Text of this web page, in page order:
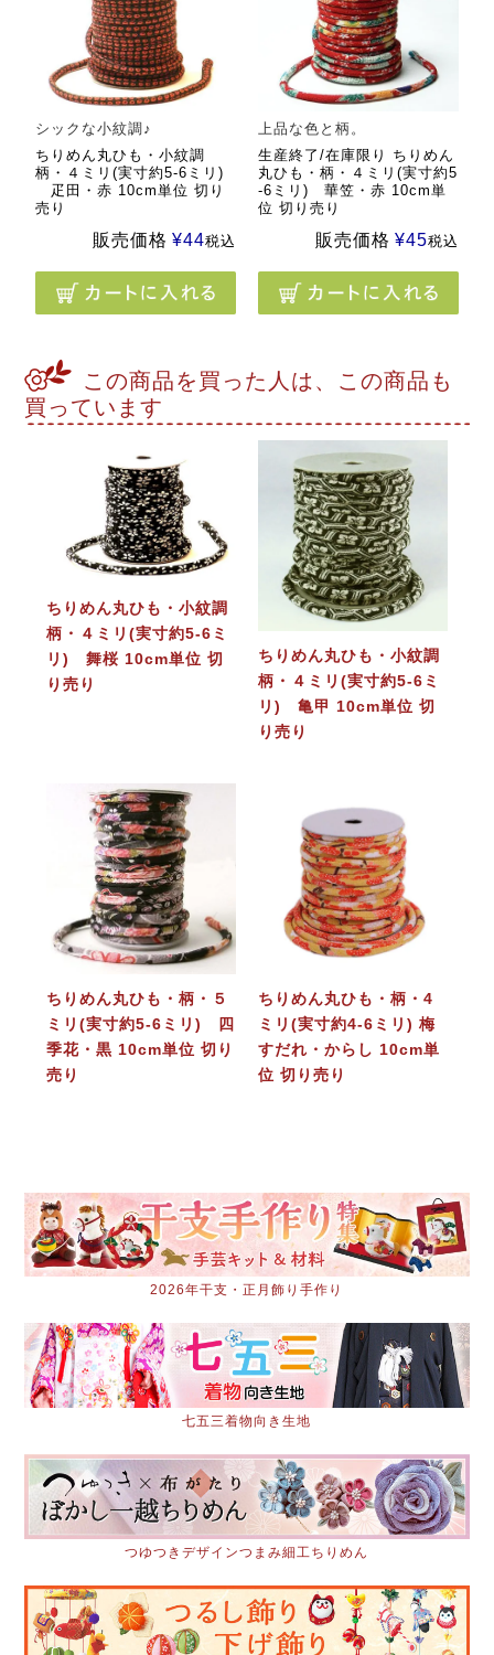
シックな小紋調♪
ちりめん丸ひも・小紋調
柄・４ミリ(実寸約5-6ミリ)
疋田・赤 10cm単位 切り
売り
販売価格 ¥44税込
上品な色と柄。
生産終了/在庫限り ちりめん
丸ひも・柄・４ミリ(実寸約5
-6ミリ) 華笠・赤 10cm単
位 切り売り
販売価格 ¥45税込
この商品を買った人は、この商品も
買っています
ちりめん丸ひも・小紋調
柄・４ミリ(実寸約5-6ミ
リ) 舞桜 10cm単位 切
り売り
ちりめん丸ひも・小紋調
柄・４ミリ(実寸約5-6ミ
リ) 亀甲 10cm単位 切
り売り
ちりめん丸ひも・柄・５
ミリ(実寸約5-6ミリ) 四
季花・黒 10cm単位 切り
売り
ちりめん丸ひも・柄・4
ミリ(実寸約4-6ミリ) 梅
すだれ・からし 10cm単
位 切り売り
2026年干支・正月飾り手作り
七五三着物向き生地
つゆつきデザインつまみ細工ちりめん